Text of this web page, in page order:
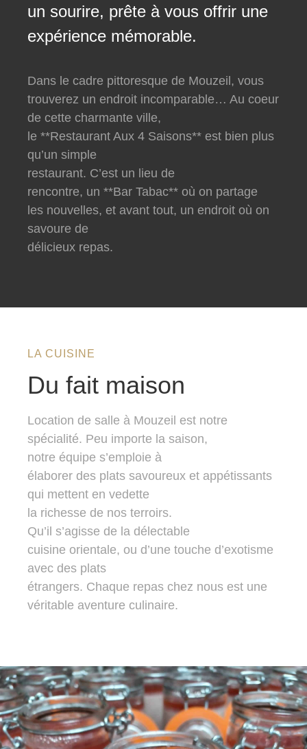
un sourire, prête à vous offrir une
expérience mémorable.
Dans le cadre pittoresque de Mouzeil, vous
trouverez un endroit incomparable… Au coeur
de cette charmante ville,
le **Restaurant Aux 4 Saisons** est bien plus
qu’un simple
restaurant. C’est un lieu de
rencontre, un **Bar Tabac** où on partage
les nouvelles, et avant tout, un endroit où on
savoure de
délicieux repas.
LA CUISINE
Du fait maison
Location de salle à Mouzeil est notre
spécialité. Peu importe la saison,
notre équipe s’emploie à
élaborer des plats savoureux et appétissants
qui mettent en vedette
la richesse de nos terroirs.
Qu’il s’agisse de la délectable
cuisine orientale, ou d’une touche d’exotisme
avec des plats
étrangers. Chaque repas chez nous est une
véritable aventure culinaire.